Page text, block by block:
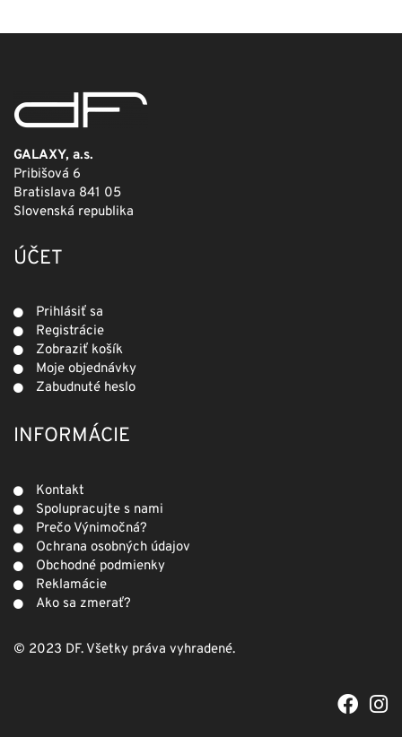
GALAXY, a.s.
Pribišová 6
Bratislava 841 05
Slovenská republika
ÚČET
Prihlásiť sa
Registrácie
Zobraziť košík
Moje objednávky
Zabudnuté heslo
INFORMÁCIE
Kontakt
Spolupracujte s nami
Prečo Výnimočná?
Ochrana osobných údajov
Obchodné podmienky
Reklamácie
Ako sa zmerať?
© 2023 DF. Všetky práva vyhradené.
F
a
I
n